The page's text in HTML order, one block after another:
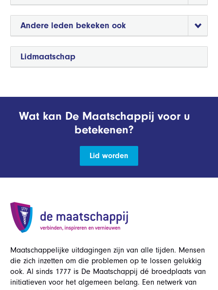
Lidmaatschap
Andere leden bekeken ook
Wat kan De Maatschappij voor u
betekenen?
Lid worden
Maatschappelijke uitdagingen zijn van alle tijden. Mensen
die zich inzetten om die problemen op te lossen gelukkig
ook. Al sinds 1777 is De Maatschappij dé broedplaats van
initiatieven voor het algemeen belang. Een netwerk van